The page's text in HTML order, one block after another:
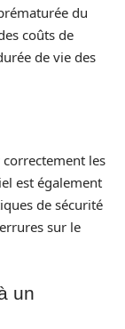
du
coûts de
de vie des
les
est également
de sécurité
sur le
un